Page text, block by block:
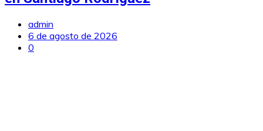
admin
6 de agosto de 2026
0